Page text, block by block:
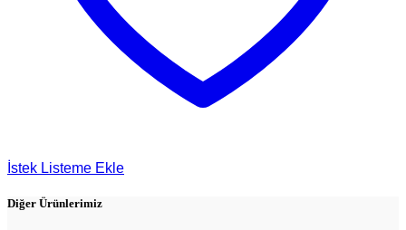
İstek Listeme Ekle
Diğer Ürünlerimiz